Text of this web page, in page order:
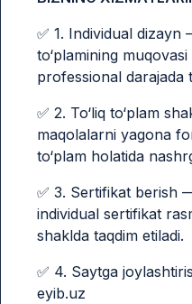
✅ 1. Individual
to‘plamining
professional darajada
✅ 2. To‘liq to‘plam
maqolalarni yagona
to‘plam holatida
✅ 3. Sertifikat berish
individual sertifikat
shaklda taqdim etiladi.
✅ 4. Saytga
eyib.uz